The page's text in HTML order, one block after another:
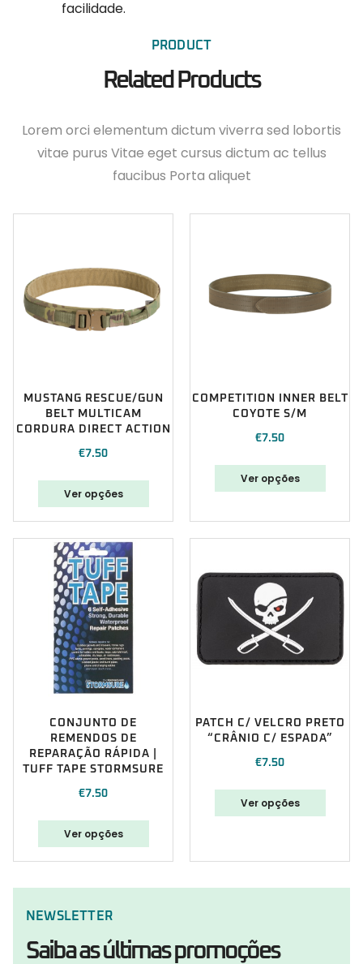
facilidade.
PRODUCT
Related Products
Lorem orci elementum dictum viverra sed lobortis
vitae purus Vitae eget cursus dictum ac tellus
faucibus Porta aliquet
MUSTANG RESCUE/GUN
BELT MULTICAM
CORDURA DIRECT ACTION
€7.50
Ver opções
COMPETITION INNER BELT
COYOTE S/M
€7.50
Ver opções
CONJUNTO DE
REMENDOS DE
REPARAÇÃO RÁPIDA |
TUFF TAPE STORMSURE
€7.50
Ver opções
PATCH C/ VELCRO PRETO
“CRÂNIO C/ ESPADA”
€7.50
Ver opções
NEWSLETTER
Saiba as últimas promoções